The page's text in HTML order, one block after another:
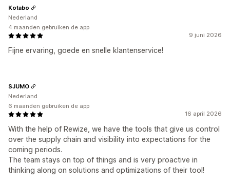
9 juni 2026
Fijne ervaring, goede en snelle klantenservice!
Kotabo
Nederland
4 maanden gebruiken de app
16 april 2026
With the help of Rewize, we have the tools that give us control
over the supply chain and visibility into expectations for the
coming periods.
The team stays on top of things and is very proactive in
thinking along on solutions and optimizations of their tool!
SJUMO
Nederland
6 maanden gebruiken de app